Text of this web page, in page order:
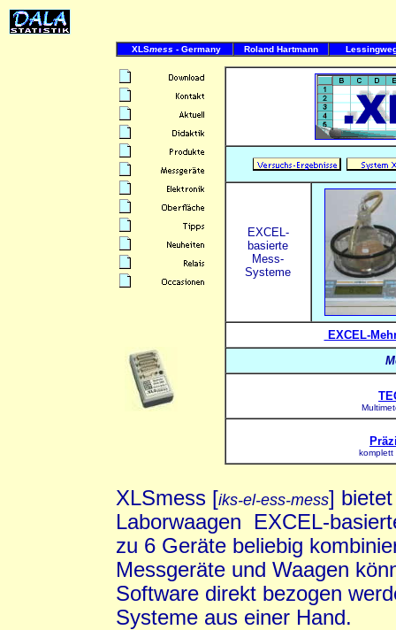
XLSmess - Germany Roland Hartmann
EXCEL-
basierte
Mess-
Systeme
EXCEL-
komplett
XLSmess [iks-el-ess-mess]
Laborwaagen EXCEL-
zu 6 Geräte beliebig
Messgeräte und Waagen
Software direkt bezogen
Systeme aus einer Hand.